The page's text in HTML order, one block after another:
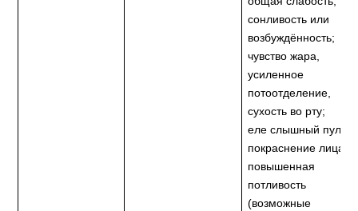
сонливость или
возбуждённость;
чувство жара,
усиленное
потоотделение,
сухость во рту;
еле слышный пульс;
покраснение лица,
повышенная
потливость
(возможные